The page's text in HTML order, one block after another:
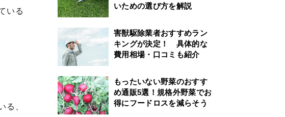
いる
る、
いための選び方を解説
害獣駆除業者おすすめラン
キングが決定！ 具体的な
費用相場・口コミも紹介
もったいない野菜のおすす
め通販5選！規格外野菜でお
得にフードロスを減らそう